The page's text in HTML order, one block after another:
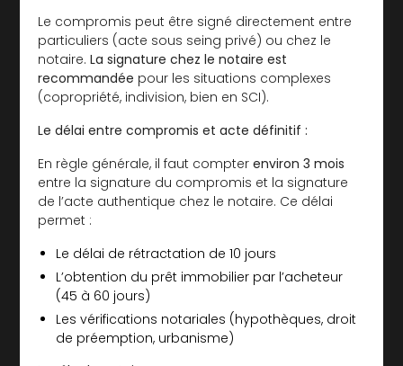
Le compromis peut être signé directement entre
particuliers (acte sous seing privé) ou chez le
notaire.La signature chez le notaire est
recommandée pour les situations complexes
(copropriété, indivision, bien en SCI).
Le délai entre compromis et acte définitif :
En règle générale, il faut compterenviron 3 mois
entre la signature du compromis et la signature
de l’acte authentique chez le notaire. Ce délai
permet :
Le délai de rétractation de 10 jours
L’obtention du prêt immobilier par l’acheteur
(45 à 60 jours)
Les vérifications notariales (hypothèques, droit
de préemption, urbanisme)